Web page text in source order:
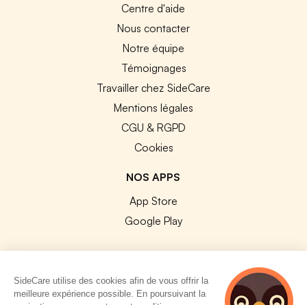
Centre d'aide
Nous contacter
Notre équipe
Témoignages
Travailler chez SideCare
Mentions légales
CGU & RGPD
Cookies
NOS APPS
App Store
Google Play
SideCare utilise des cookies afin de vous offrir la
meilleure expérience possible. En poursuivant la